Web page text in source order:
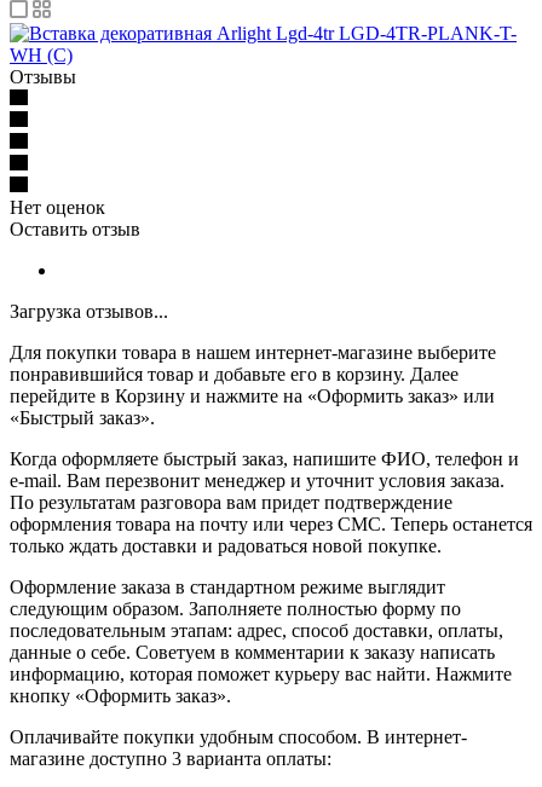
Отзывы
Нет оценок
Оставить отзыв
Загрузка отзывов...
Для покупки товара в нашем интернет-магазине выберите
понравившийся товар и добавьте его в корзину. Далее
перейдите в Корзину и нажмите на «Оформить заказ» или
«Быстрый заказ».
Когда оформляете быстрый заказ, напишите ФИО, телефон и
e-mail. Вам перезвонит менеджер и уточнит условия заказа.
По результатам разговора вам придет подтверждение
оформления товара на почту или через СМС. Теперь останется
только ждать доставки и радоваться новой покупке.
Оформление заказа в стандартном режиме выглядит
следующим образом. Заполняете полностью форму по
последовательным этапам: адрес, способ доставки, оплаты,
данные о себе. Советуем в комментарии к заказу написать
информацию, которая поможет курьеру вас найти. Нажмите
кнопку «Оформить заказ».
Оплачивайте покупки удобным способом. В интернет-
магазине доступно 3 варианта оплаты: